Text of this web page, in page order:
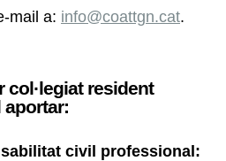
mail a: info@coattgn.cat.
col·legiat resident
aportar:
civil professional: